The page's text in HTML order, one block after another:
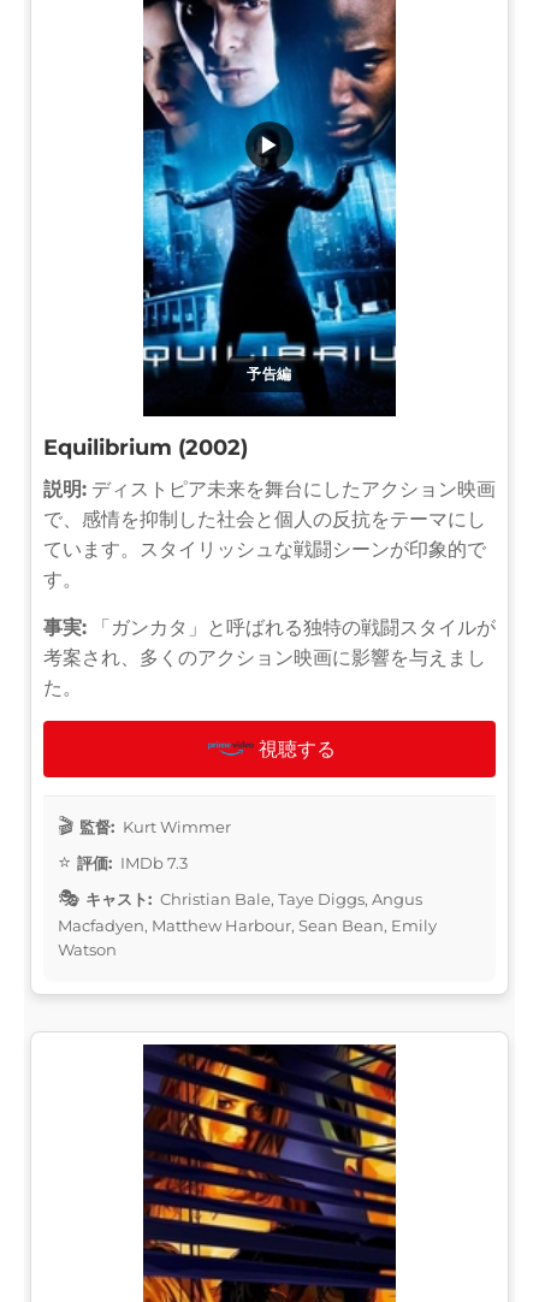
予告編
▶
Equilibrium (2002)
説明: ディストピア未来を舞台にしたアクション映画
で、感情を抑制した社会と個人の反抗をテーマにし
ています。スタイリッシュな戦闘シーンが印象的で
す。
事実: 「ガンカタ」と呼ばれる独特の戦闘スタイルが
考案され、多くのアクション映画に影響を与えまし
た。
視聴する
監督: Kurt Wimmer
評価: IMDb 7.3
キャスト: Christian Bale, Taye Diggs, Angus
Macfadyen, Matthew Harbour, Sean Bean, Emily
Watson